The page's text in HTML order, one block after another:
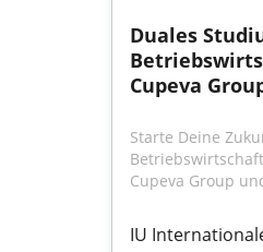
Duales
Cupeva
Starte Deine
Cupeva Group
IU